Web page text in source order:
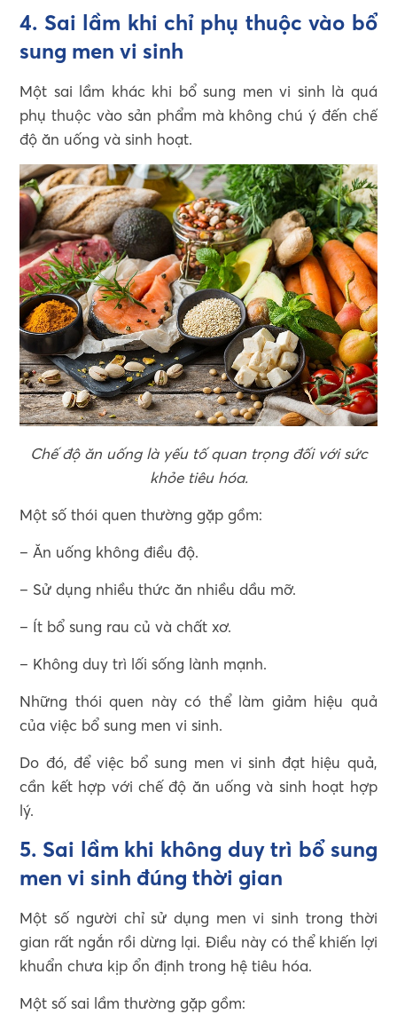
4. Sai lầm khi chỉ phụ thuộc vào bổ
sung men vi sinh
Một sai lầm khác khi bổ sung men vi sinh là quá
phụ thuộc vào sản phẩm mà không chú ý đến chế
độ ăn uống và sinh hoạt.
Chế độ ăn uống là yếu tố quan trọng đối với sức
khỏe tiêu hóa.
Một số thói quen thường gặp gồm:
– Ăn uống không điều độ.
– Sử dụng nhiều thức ăn nhiều dầu mỡ.
– Ít bổ sung rau củ và chất xơ.
– Không duy trì lối sống lành mạnh.
Những thói quen này có thể làm giảm hiệu quả
của việc bổ sung men vi sinh.
Do đó, để việc bổ sung men vi sinh đạt hiệu quả,
cần kết hợp với chế độ ăn uống và sinh hoạt hợp
lý.
5. Sai lầm khi không duy trì bổ sung
men vi sinh đúng thời gian
Một số người chỉ sử dụng men vi sinh trong thời
gian rất ngắn rồi dừng lại. Điều này có thể khiến lợi
khuẩn chưa kịp ổn định trong hệ tiêu hóa.
Một số sai lầm thường gặp gồm: